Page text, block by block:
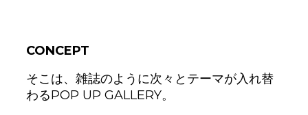
CONCEPT
そこは、雑誌のように次々とテーマが入れ替
わるPOP UP GALLERY。